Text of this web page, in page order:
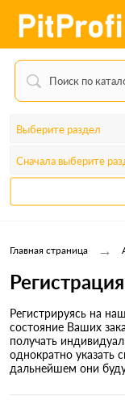
Выберите раздел
Сначала выберите
Главная страница →
Регистрация
Регистрируясь на
состояние Ваших
получать
однократно указать
дальнейшем они